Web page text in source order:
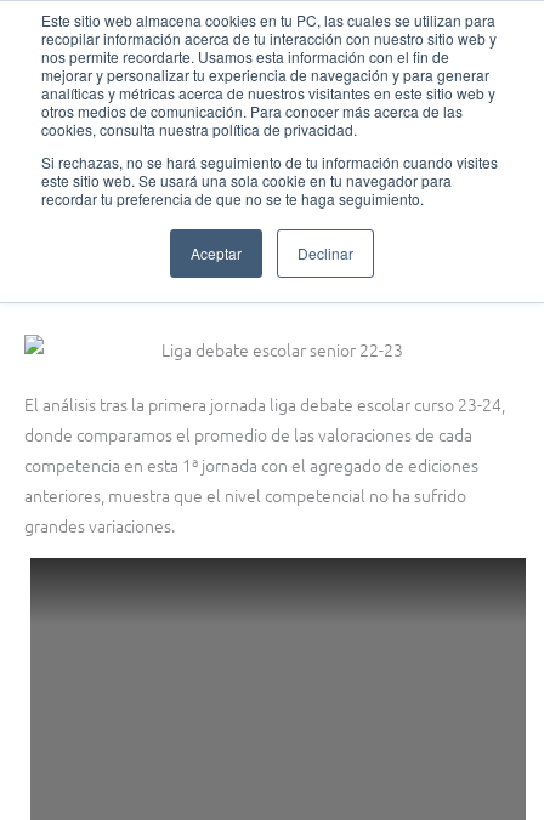
Este sitio web almacena cookies en tu PC, las cuales se utilizan para
recopilar información acerca de tu interacción con nuestro sitio web y
nos permite recordarte. Usamos esta información con el fin de
mejorar y personalizar tu experiencia de navegación y para generar
analíticas y métricas acerca de nuestros visitantes en este sitio web y
otros medios de comunicación. Para conocer más acerca de las
cookies, consulta nuestra política de privacidad.
Si rechazas, no se hará seguimiento de tu información cuando visites
este sitio web. Se usará una sola cookie en tu navegador para
recordar tu preferencia de que no se te haga seguimiento.
Aceptar Declinar
contenido
Fundación Actívate
Debate,Ligas y torneos de debate
El análisis tras la primera jornada liga debate escolar curso 23-24,
donde comparamos el promedio de las valoraciones de cada
competencia en esta 1ª jornada con el agregado de ediciones
anteriores, muestra que el nivel competencial no ha sufrido
grandes variaciones.